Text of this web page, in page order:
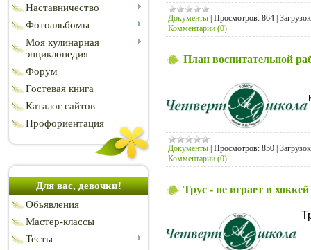
Наставничество
Фотоальбомы
Моя кулинарная
энциклопедия
Форум
Гостевая книга
Каталог сайтов
Профориентация
Для вас, девочки!
Обьявления
Мастер-классы
Тесты
Документы | Просмотров: 864 |
Комментарии (0)
План воспитательной
Документы | Просмотров: 850 |
Комментарии (0)
Трус - не играет в хоккей